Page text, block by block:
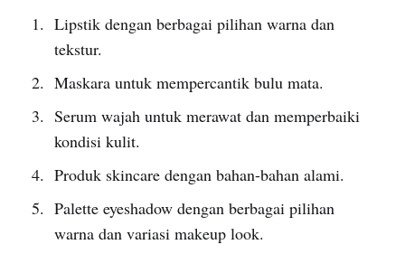
Lipstik dengan berbagai pilihan warna dan
tekstur.
Maskara untuk mempercantik bulu mata.
Serum wajah untuk merawat dan memperbaiki
kondisi kulit.
Produk skincare dengan bahan-bahan alami.
Palette eyeshadow dengan berbagai pilihan
warna dan variasi makeup look.